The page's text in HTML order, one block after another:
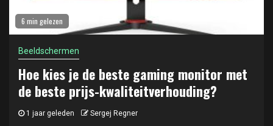
6 min gelezen
Beeldschermen
Hoe kies je de beste gaming monitor met
de beste prijs-kwaliteitverhouding?
1 jaar geleden Sergej Regner